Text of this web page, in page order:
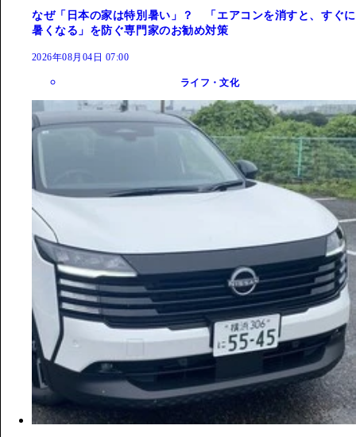
なぜ「日本の家は特別暑い」？ 「エアコンを消すと、すぐに
暑くなる」を防ぐ専門家のお勧め対策
2026年08月04日 07:00
ライフ・文化